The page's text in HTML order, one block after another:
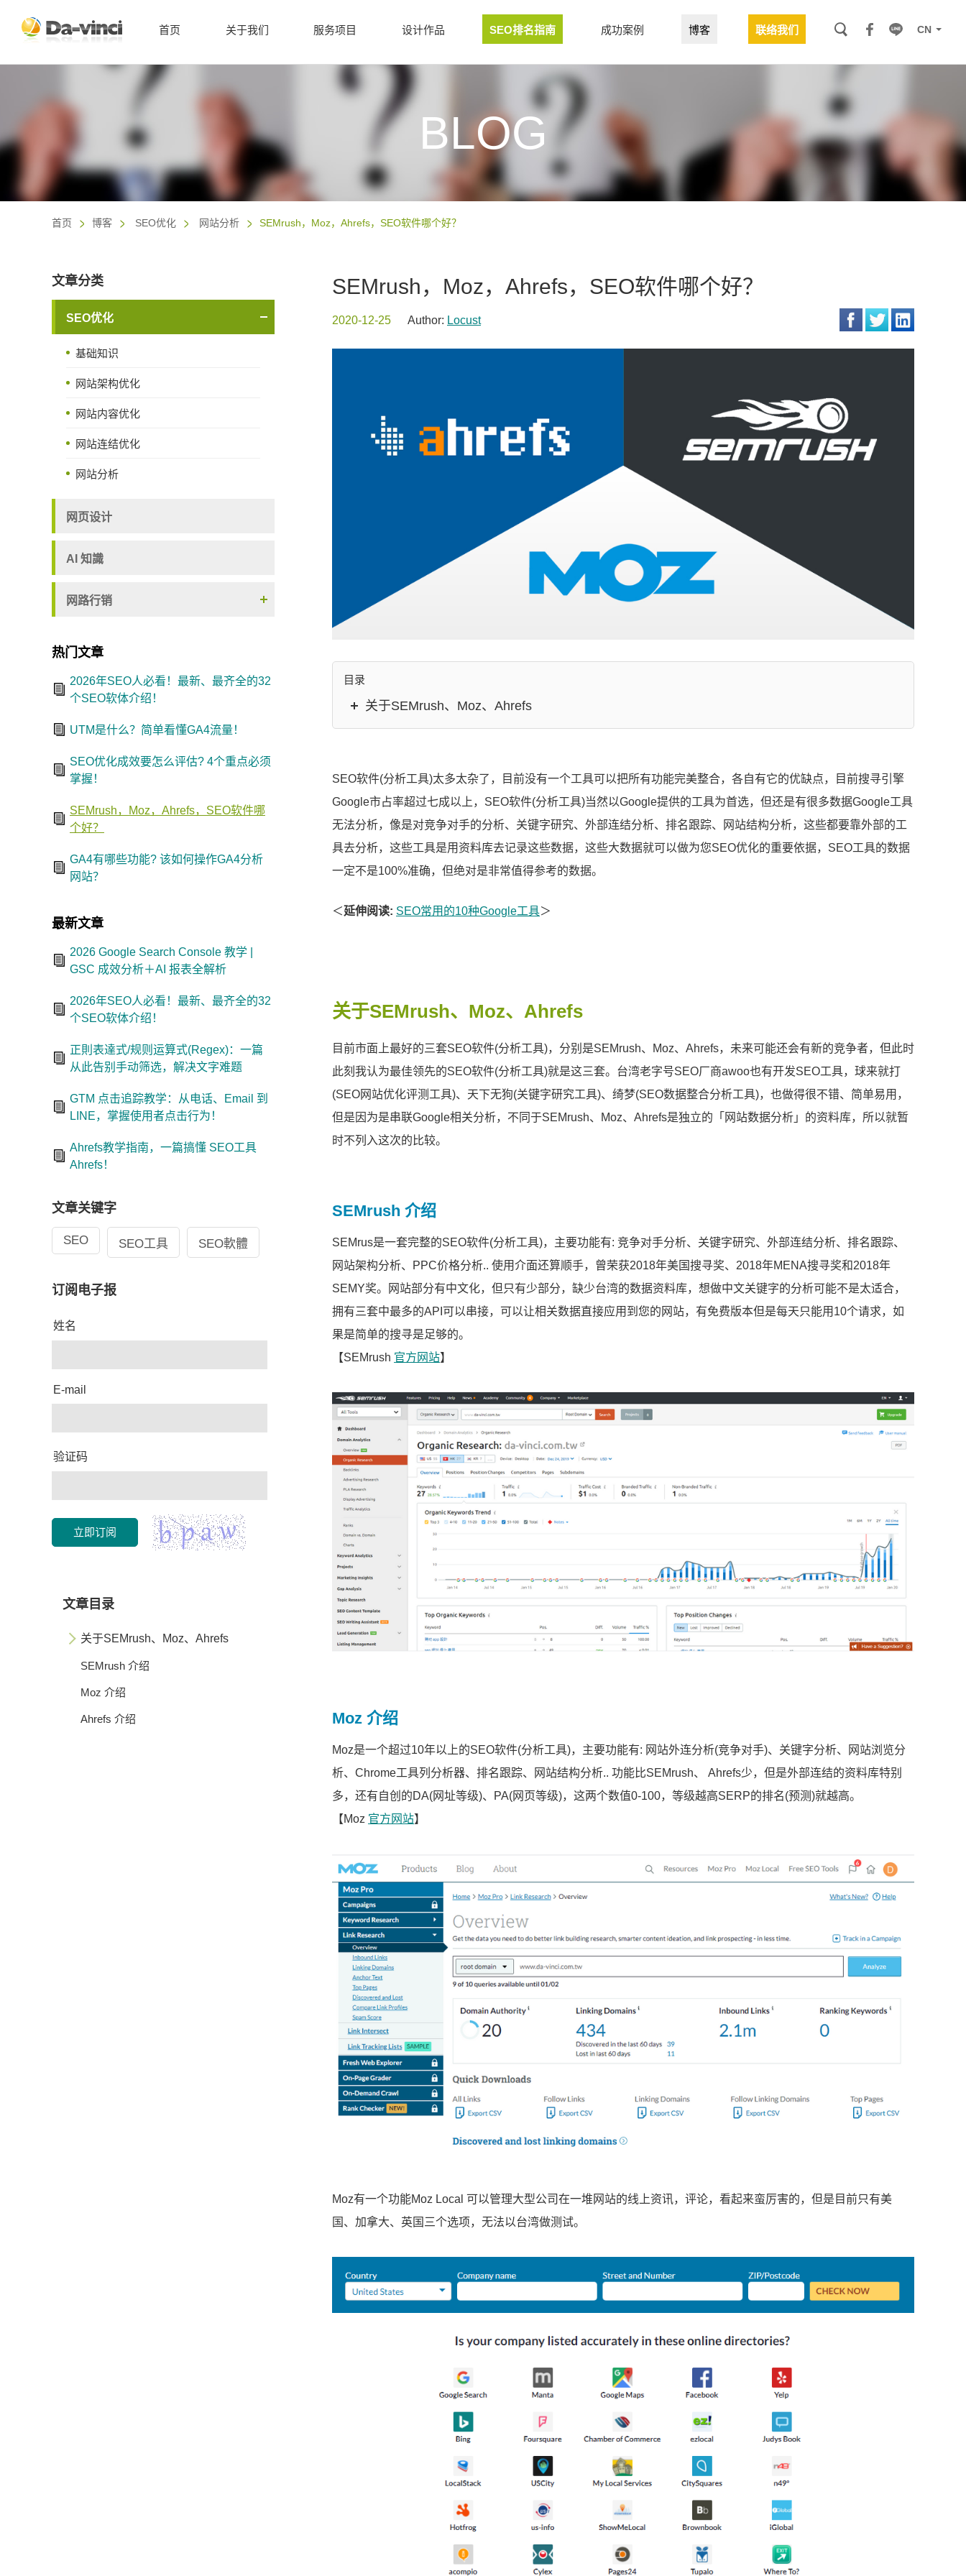
CN
首页 关于我们 服务项目 设计作品 SEO排名指南 成功案例 博客 联络我们
BLOG
首页 博客 SEO优化 网站分析 SEMrush，Moz，Ahrefs，SEO软件哪个好？
SEMrush，Moz，Ahrefs，SEO软件哪个好？
2020-12-25 Author: Locust
目录
关于SEMrush、Moz、Ahrefs
SEO软件(分析工具)太多太杂了，目前没有一个工具可以把所有功能完美整合，各自有它的优缺点，目前搜寻引擎
Google市占率超过七成以上，SEO软件(分析工具)当然以Google提供的工具为首选，但还是有很多数据Google工具
无法分析，像是对竞争对手的分析、关键字研究、外部连结分析、排名跟踪、网站结构分析，这些都要靠外部的工
具去分析，这些工具是用资料库去记录这些数据，这些大数据就可以做为您SEO优化的重要依据，SEO工具的数据
一定不是100%准确，但绝对是非常值得参考的数据。
＜延伸阅读: SEO常用的10种Google工具＞
关于SEMrush、Moz、Ahrefs
目前市面上最好的三套SEO软件(分析工具)，分别是SEMrush、Moz、Ahrefs，未来可能还会有新的竞争者，但此时
此刻我认为最佳领先的SEO软件(分析工具)就是这三套。台湾老字号SEO厂商awoo也有开发SEO工具，球来就打
(SEO网站优化评测工具)、天下无狗(关键字研究工具)、绮梦(SEO数据整合分析工具)，也做得很不错、简单易用，
但是因为是串联Google相关分析，不同于SEMrush、Moz、Ahrefs是独立的「网站数据分析」的资料库，所以就暂
时不列入这次的比较。
SEMrush 介绍
SEMrus是一套完整的SEO软件(分析工具)，主要功能有: 竞争对手分析、关键字研究、外部连结分析、排名跟踪、
网站架构分析、PPC价格分析.. 使用介面还算顺手，曾荣获2018年美国搜寻奖、2018年MENA搜寻奖和2018年
SEMY奖。网站部分有中文化，但只有少部分，缺少台湾的数据资料库，想做中文关键字的分析可能不是太适合，
拥有三套中最多的API可以串接，可以让相关数据直接应用到您的网站，有免费版本但是每天只能用10个请求，如
果是简单的搜寻是足够的。
【SEMrush 官方网站】
Moz 介绍
Moz是一个超过10年以上的SEO软件(分析工具)，主要功能有: 网站外连分析(竞争对手)、关键字分析、网站浏览分
析、Chrome工具列分析器、排名跟踪、网站结构分析.. 功能比SEMrush、 Ahrefs少，但是外部连结的资料库特别
多，还有自创的DA(网址等级)、PA(网页等级)，这两个数值0-100，等级越高SERP的排名(预测)就越高。
【Moz 官方网站】
Moz有一个功能Moz Local 可以管理大型公司在一堆网站的线上资讯，评论，看起来蛮厉害的，但是目前只有美
国、加拿大、英国三个选项，无法以台湾做测试。
文章分类
SEO优化
基础知识
网站架构优化
网站内容优化
网站连结优化
网站分析
网页设计
AI 知識
网路行销
热门文章
2026年SEO人必看！最新、最齐全的32
个SEO软体介绍！
UTM是什么？简单看懂GA4流量！
SEO优化成效要怎么评估? 4个重点必须
掌握！
SEMrush，Moz，Ahrefs，SEO软件哪
个好？
GA4有哪些功能? 该如何操作GA4分析
网站？
最新文章
2026 Google Search Console 教学 |
GSC 成效分析＋AI 报表全解析
2026年SEO人必看！最新、最齐全的32
个SEO软体介绍！
正則表達式/规则运算式(Regex)：一篇
从此告别手动筛选，解决文字难题
GTM 点击追踪教学：从电话、Email 到
LINE，掌握使用者点击行为！
Ahrefs教学指南，一篇搞懂 SEO工具
Ahrefs！
文章关键字
SEO SEO工具 SEO軟體
订阅电子报
姓名
E-mail
验证码
立即订阅
文章目录
关于SEMrush、Moz、Ahrefs
SEMrush 介绍
Moz 介绍
Ahrefs 介绍